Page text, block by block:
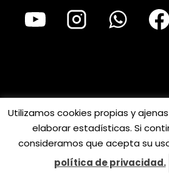
© 2025 Luthiers Clar S.L.
reservados. |Aviso legal
privacidad|Política
Utilizamos cookies propias y
elaborar estadísticas. Si
consideramos que acepta su
política de privacidad.